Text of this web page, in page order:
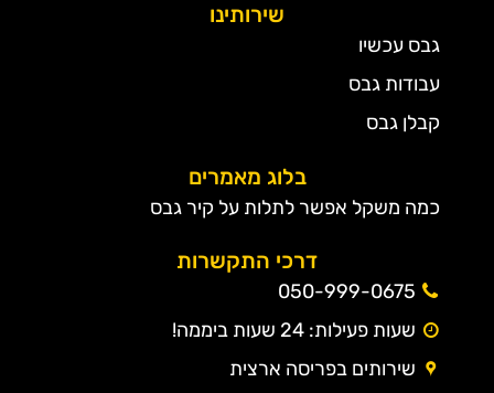
שירותינו
גבס עכשיו
עבודות גבס
קבלן גבס
בלוג מאמרים
כמה משקל אפשר לתלות על קיר גבס
דרכי התקשרות
050-999-0675
שעות פעילות: 24 שעות ביממה!
שירותים בפריסה ארצית